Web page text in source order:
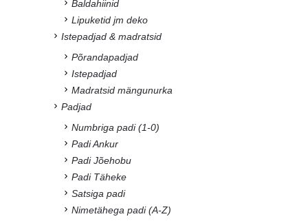
Baldahiinid
Lipuketid jm deko
Istepadjad & madratsid
Põrandapadjad
Istepadjad
Madratsid mängunurka
Padjad
Numbriga padi (1-0)
Padi Ankur
Padi Jõehobu
Padi Täheke
Satsiga padi
Nimetähega padi (A-Z)